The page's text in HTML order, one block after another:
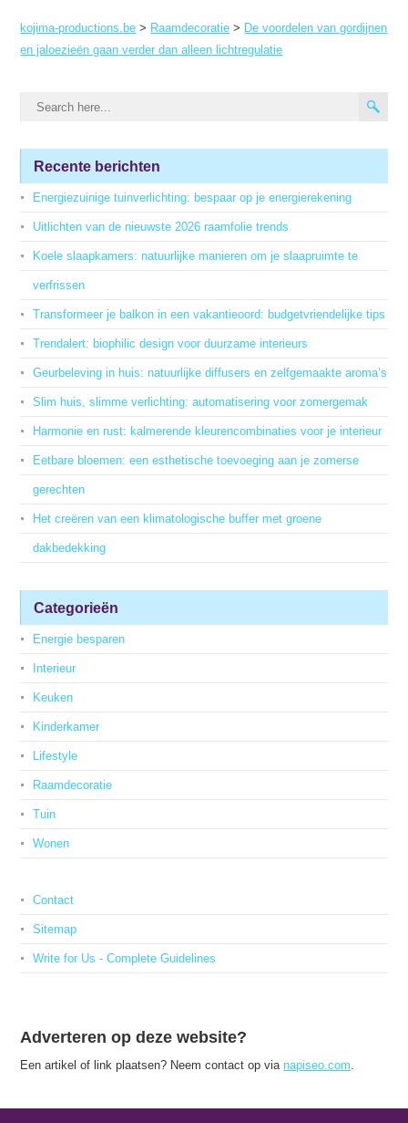
kojima-productions.be > Raamdecoratie > De voordelen van gordijnen
en jaloezieën gaan verder dan alleen lichtregulatie
Recente berichten
Energiezuinige tuinverlichting: bespaar op je energierekening
Uitlichten van de nieuwste 2026 raamfolie trends
Koele slaapkamers: natuurlijke manieren om je slaapruimte te
verfrissen
Transformeer je balkon in een vakantieoord: budgetvriendelijke tips
Trendalert: biophilic design voor duurzame interieurs
Geurbeleving in huis: natuurlijke diffusers en zelfgemaakte aroma’s
Slim huis, slimme verlichting: automatisering voor zomergemak
Harmonie en rust: kalmerende kleurencombinaties voor je interieur
Eetbare bloemen: een esthetische toevoeging aan je zomerse
gerechten
Het creëren van een klimatologische buffer met groene
dakbedekking
Categorieën
Energie besparen
Interieur
Keuken
Kinderkamer
Lifestyle
Raamdecoratie
Tuin
Wonen
Contact
Sitemap
Write for Us - Complete Guidelines
Adverteren op deze website?
Een artikel of link plaatsen? Neem contact op vianapiseo.com.